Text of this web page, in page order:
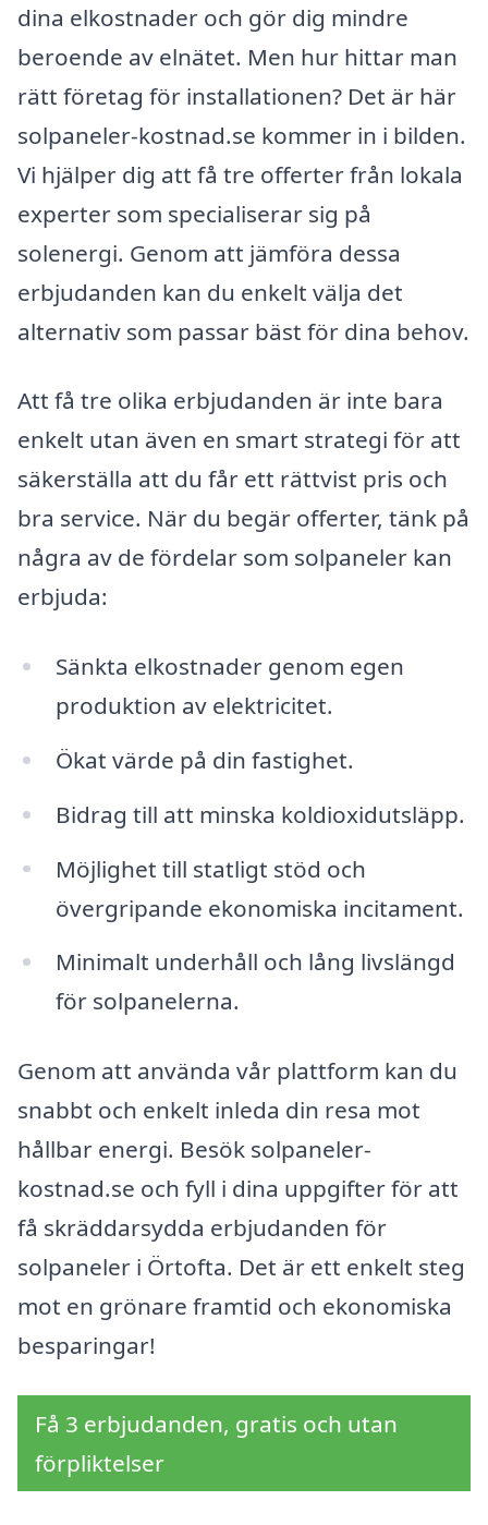
dina elkostnader och gör dig mindre
beroende av elnätet. Men hur hittar man
rätt företag för installationen? Det är här
solpaneler-kostnad.se kommer in i bilden.
Vi hjälper dig att få tre offerter från lokala
experter som specialiserar sig på
solenergi. Genom att jämföra dessa
erbjudanden kan du enkelt välja det
alternativ som passar bäst för dina behov.
Att få tre olika erbjudanden är inte bara
enkelt utan även en smart strategi för att
säkerställa att du får ett rättvist pris och
bra service. När du begär offerter, tänk på
några av de fördelar som solpaneler kan
erbjuda:
Sänkta elkostnader genom egen
produktion av elektricitet.
Ökat värde på din fastighet.
Bidrag till att minska koldioxidutsläpp.
Möjlighet till statligt stöd och
övergripande ekonomiska incitament.
Minimalt underhåll och lång livslängd
för solpanelerna.
Genom att använda vår plattform kan du
snabbt och enkelt inleda din resa mot
hållbar energi. Besök solpaneler-
kostnad.se och fyll i dina uppgifter för att
få skräddarsydda erbjudanden för
solpaneler i Örtofta. Det är ett enkelt steg
mot en grönare framtid och ekonomiska
besparingar!
Få 3 erbjudanden, gratis och utan
förpliktelser